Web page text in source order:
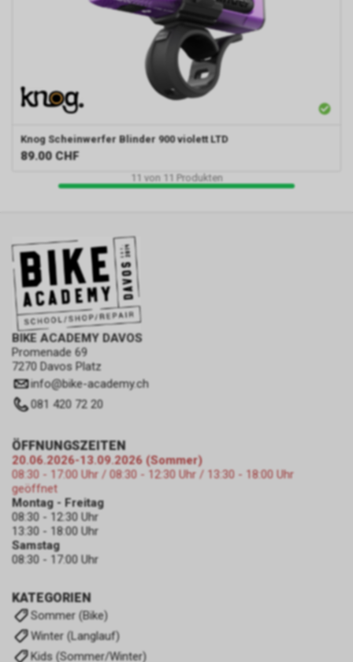
Knog Scheinwerfer Blinder 900 violett LTD
89.00 CHF
11 von 11 Produkten
BIKE ACADEMY DAVOS
Promenade 69
7270 Davos Platz
info@bike-academy.ch
081 420 72 20
KATEGORIEN
Sommer (Bike)
Winter (Langlauf)
Kids (Sommer/Winter)
ÖFFNUNGSZEITEN
20.06.2026-13.09.2026 (Sommer)
08:30 - 17:00 Uhr / 08:30 - 12:30 Uhr / 13:30 - 18:00 Uhr
geöffnet
Montag - Freitag
08:30 - 12:30 Uhr
13:30 - 18:00 Uhr
Samstag
08:30 - 17:00 Uhr